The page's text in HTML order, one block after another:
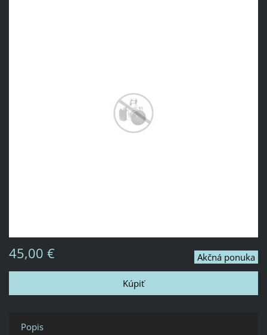
Akčná ponuka
45,00 €
Popis